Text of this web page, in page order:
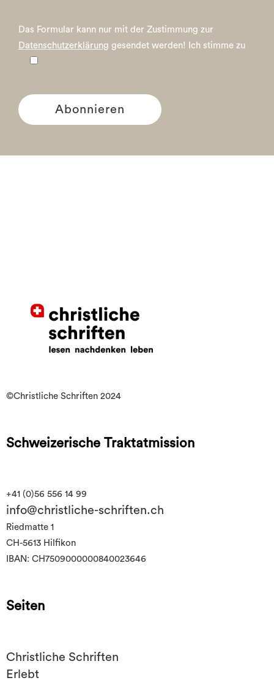
Das Formular kann nur mit der Zustimmung zur
Datenschutzerklärung gesendet werden! Ich stimme zu
©Christliche Schriften 2024
Schweizerische Traktatmission
+41 (0)56 556 14 99
info@christliche-schriften.ch
Riedmatte 1
CH-5613 Hilfikon
IBAN: CH7509000000840023646
Seiten
Christliche Schriften
Erlebt